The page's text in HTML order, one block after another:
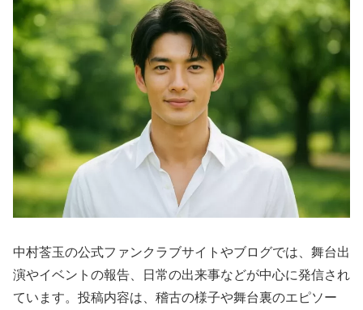
中村莟玉の公式ファンクラブサイトやブログでは、舞台出
演やイベントの報告、日常の出来事などが中心に発信され
ています。投稿内容は、稽古の様子や舞台裏のエピソー